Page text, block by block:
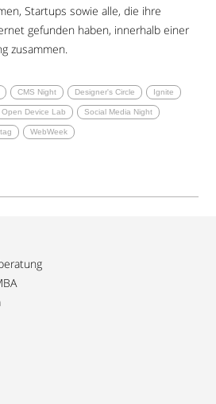
Startups sowie alle, die ihre
gefunden haben, innerhalb einer
zusammen.
CMS Night Designer's Circle Ignite
Open Device Lab Social Media Night
WebWeek